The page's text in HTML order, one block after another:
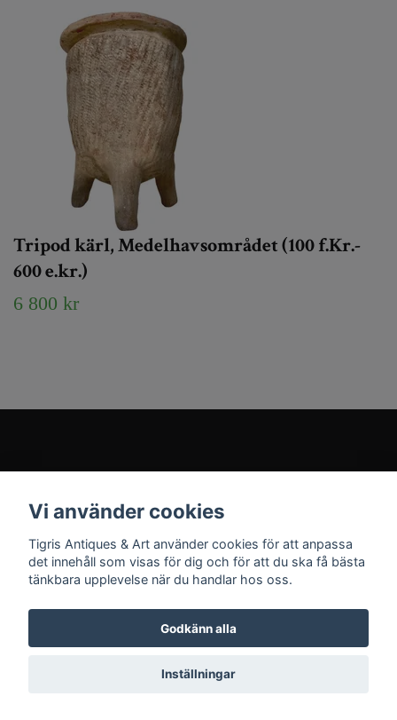
Tripod kärl, Medelhavsområdet (100 f.Kr.-
600 e.kr.)
6 800 kr
Sociala medier
© 2026 Tigris Antiques & Art
Vi använder cookies
Tigris Antiques & Art använder cookies för att anpassa
det innehåll som visas för dig och för att du ska få bästa
tänkbara upplevelse när du handlar hos oss.
Godkänn alla
Inställningar